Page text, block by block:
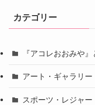
カテゴリー
『アコレおおみや』
アート・ギャラリー
スポーツ・レジャー